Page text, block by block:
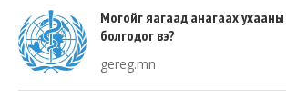
Могойг яагаад анагаах ухааны
болгодог вэ?
gereg.mn